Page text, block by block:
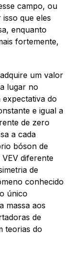
campo, ou
que eles
enquanto
fortemente,
um valor
lugar no
do
e igual a
de zero
a cada
bóson de
diferente
de
conhecido
único
massa aos
de
teorias do